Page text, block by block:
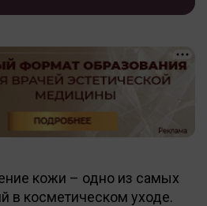
кожи – одно из самых
в косметическом уходе.